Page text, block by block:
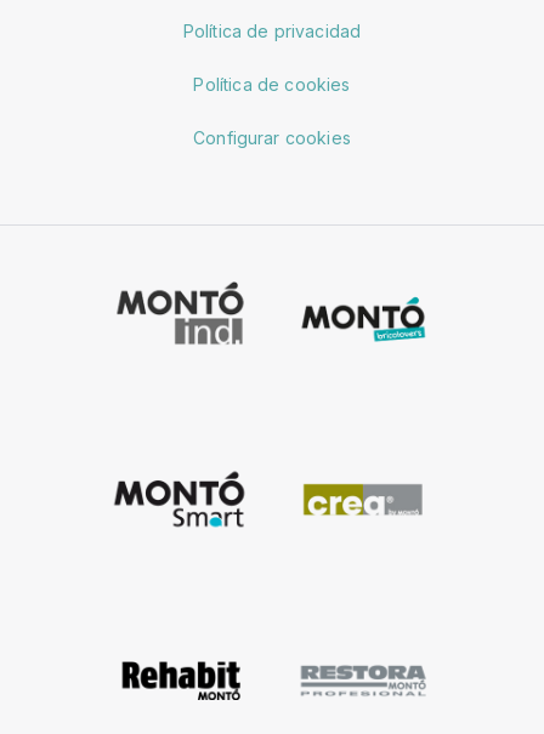
Política de privacidad
Política de cookies
Configurar cookies